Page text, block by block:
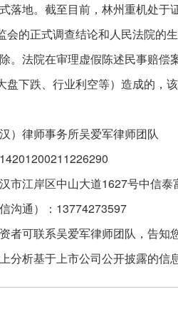
落地。截至目前，林州重机处
会的正式调查结论和人民法院的
。法院在审理虚假陈述民事赔
盘下跌、行业利空等）造成的，
）律师事务所吴爱军律师团队
14201200211226290
市江岸区中山大道1627号中信泰
沟通）： 13774273597
者可联系吴爱军律师团队，告
上分析基于上市公司公开披露的